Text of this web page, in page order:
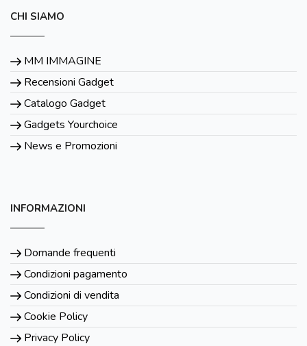
CHI SIAMO
MM IMMAGINE
Recensioni Gadget
Catalogo Gadget
Gadgets Yourchoice
News e Promozioni
INFORMAZIONI
Domande frequenti
Condizioni pagamento
Condizioni di vendita
Cookie Policy
Privacy Policy